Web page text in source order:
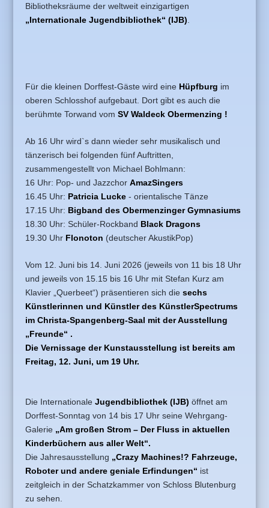
Bibliotheksräume der weltweit einzigartigen
„Internationale Jugendbibliothek“ (IJB)
Für die kleinen Dorffest-Gäste wird eine Hüpfburg im
oberen Schlosshof aufgebaut. Dort gibt es auch die
berühmte Torwand vomSV Waldeck Obermenzing !
Ab 16 Uhr wird`s dann wieder sehr musikalisch und
tänzerisch bei folgenden fünf Auftritten,
zusammengestellt von Michael Bohlmann:
16 Uhr: Pop- und JazzchorAmazSingers
16.45 Uhr: Patricia Lucke- orientalische Tänze
17.15 Uhr: Bigband des Obermenzinger Gymnasiums
18.30 Uhr: Schüler-Rockband Black Dragons
19.30 Uhr Flonoton (deutscher AkustikPop)
Vom 12. Juni bis 14. Juni 2026 (jeweils von 11 bis 18 Uhr
und jeweils von 15.15 bis 16 Uhr mit Stefan Kurz am
Klavier „Querbeet“) präsentieren sich diesechs
Künstlerinnen und Künstler des KünstlerSpectrums
im Christa-Spangenberg-Saal mit der Ausstellung
„Freunde“ .
Die Vernissage der Kunstausstellung ist bereits am
Freitag, 12. Juni, um 19 Uhr.
Die InternationaleJugendbibliothek (IJB) öffnet am
Dorffest-Sonntag von 14 bis 17 Uhr seine Wehrgang-
Galerie „Am großen Strom – Der Fluss in aktuellen
Kinderbüchern aus aller Welt“.
Die Jahresausstellung „Crazy Machines!? Fahrzeuge,
Roboter und andere geniale Erfindungen“ ist
zeitgleich in der Schatzkammer von Schloss Blutenburg
zu sehen.